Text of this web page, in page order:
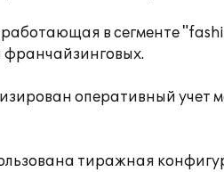
в сегменте
франчайзинговых.
оперативный учет
тиражная